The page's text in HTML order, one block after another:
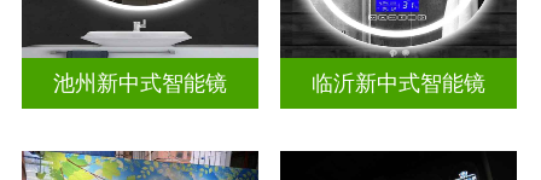
池州新中式智能镜 临沂新中式智能镜